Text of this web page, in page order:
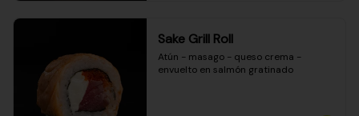
Sake Grill Roll
Atún - masago - queso crema -
envuelto en salmón gratinado